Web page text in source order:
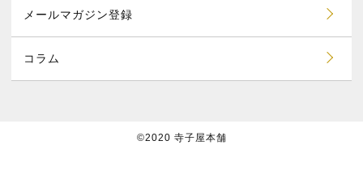
メールマガジン登録
コラム
©2020 寺子屋本舗